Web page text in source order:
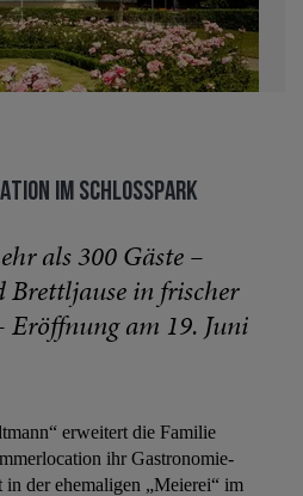
IM SCHLOSSPARK
als 300 Gäste –
in frischer
am 19. Juni
erweitert die Familie
ihr Gastronomie‐
der ehemaligen „Meierei“ im